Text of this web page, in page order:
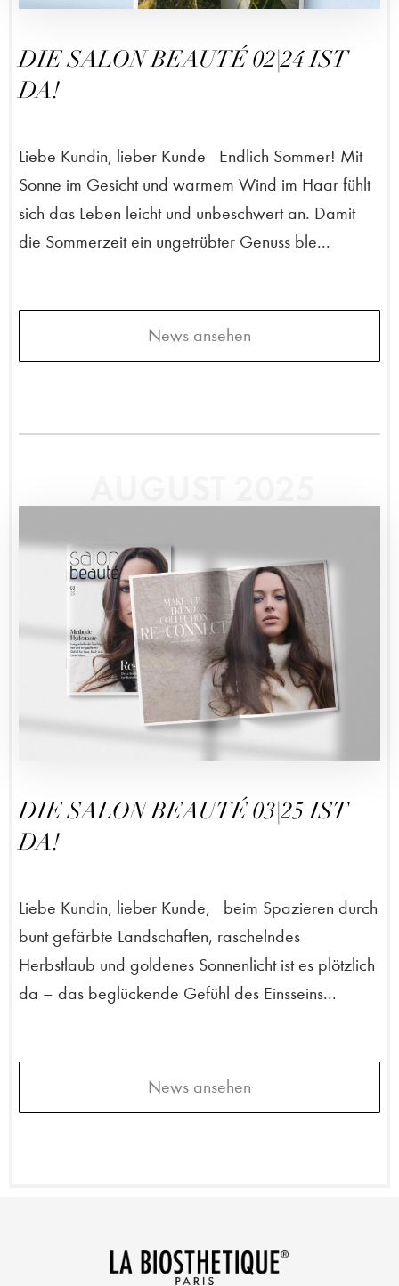
DIE SALON BEAUTÉ 02|24 IST
DA!
Liebe Kundin, lieber Kunde Endlich Sommer! Mit
Sonne im Gesicht und warmem Wind im Haar fühlt
sich das Leben leicht und unbeschwert an. Damit
die Sommerzeit ein ungetrübter Genuss ble...
News ansehen
DIE SALON BEAUTÉ 03|25 IST
DA!
Liebe Kundin, lieber Kunde, beim Spazieren durch
bunt gefärbte Landschaften, raschelndes
Herbstlaub und goldenes Sonnenlicht ist es plötzlich
da – das beglückende Gefühl des Einsseins...
News ansehen